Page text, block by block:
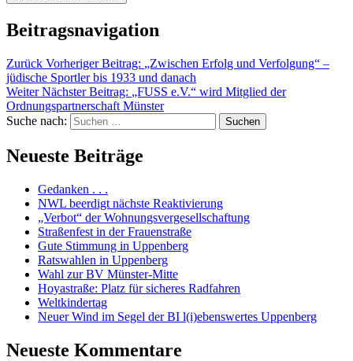
Beitragsnavigation
Zurück Vorheriger Beitrag: „Zwischen Erfolg und Verfolgung“ –
jüdische Sportler bis 1933 und danach
Weiter Nächster Beitrag: „FUSS e.V.“ wird Mitglied der
Ordnungspartnerschaft Münster
Suche nach:
Suchen
Neueste Beiträge
Gedanken . . .
NWL beerdigt nächste Reaktivierung
„Verbot“ der Wohnungsvergesellschaftung
Straßenfest in der Frauenstraße
Gute Stimmung in Uppenberg
Ratswahlen in Uppenberg
Wahl zur BV Münster-Mitte
Hoyastraße: Platz für sicheres Radfahren
Weltkindertag
Neuer Wind im Segel der BI l(i)ebenswertes Uppenberg
Neueste Kommentare